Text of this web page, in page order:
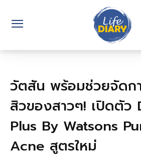
วัตสัน พร้อมช่วยจัดก
สิวของสาวๆ! เปิดตัว
Plus By Watsons
Acne สูตรใหม่